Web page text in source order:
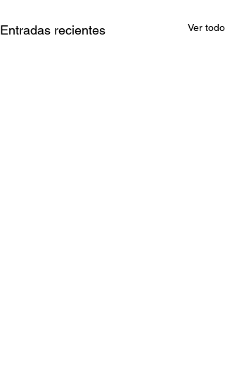
Entradas recientes Ver todo